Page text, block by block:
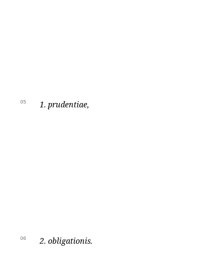
05 1. prudentiae,
06 2. obligationis.